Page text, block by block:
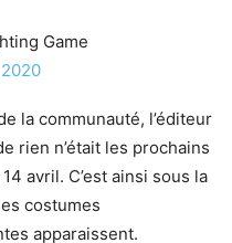
Game
la communauté, l’éditeur
rien n’était les prochains
avril. C’est ainsi sous la
costumes
apparaissent.